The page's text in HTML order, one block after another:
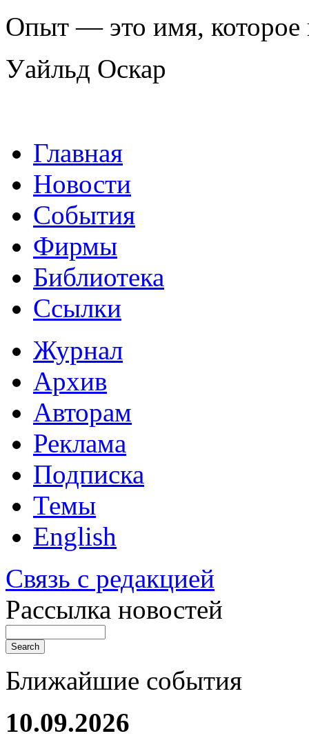
Опыт — это имя,
Уайльд Оскар
Главная
Новости
События
Фирмы
Библиотека
Ссылки
Журнал
Архив
Авторам
Реклама
Подписка
Темы
English
Связь с редакцией
Рассылка новостей
Ближайшие события
10.09.2026